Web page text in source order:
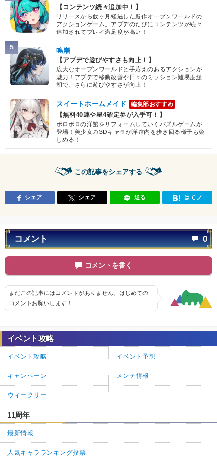
【コンテンツ続々追加中！】
リリースから数ヶ月経過した新作オープンワールドの
アクションゲーム。アプデのたびにコンテンツが続々
追加されてプレイ満足度が高い！
5 鳴潮
【アプデで遊びやすさも向上！】
広大なオープンワールドと手応えのあるアクションが
魅力！アプデで移動改善や日々のミッション難易度緩
和で、さらに遊びやすさが向上！
スイートホームメイド 編集部おすすめ
【無料40連や星4確定券が入手可！】
ボロボロの洋館をリフォームしていくパズルゲームが
登場！美少女のSDキャラが洋館内を歩き回る様子も楽
しめる！
この記事をシェアする
シェア シェア 送る はてブ
コメント 0
コメントを書く
まだこの記事にはコメントがありません。はじめての
コメントお願いします！
イベント攻略
イベント攻略 イベント予想
キャンペーン メンテ情報
ウィークリー
11周年
最新情報
人気キャラランキング投票